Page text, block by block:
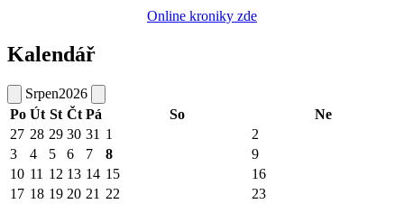
Online kroniky zde
Kalendář
Srpen2026
Po Út St Čt Pá So
Ne
27 28 29 30 31 1
2
3
4 5 6 7 8
9
10 11 12 13 14 15
16
17 18 19 20 21 22 23